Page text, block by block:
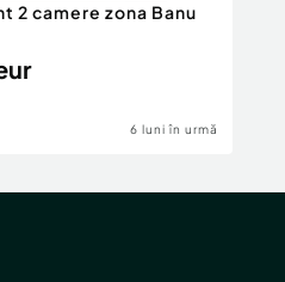
2 camere zona Banu
6 luni în urmă